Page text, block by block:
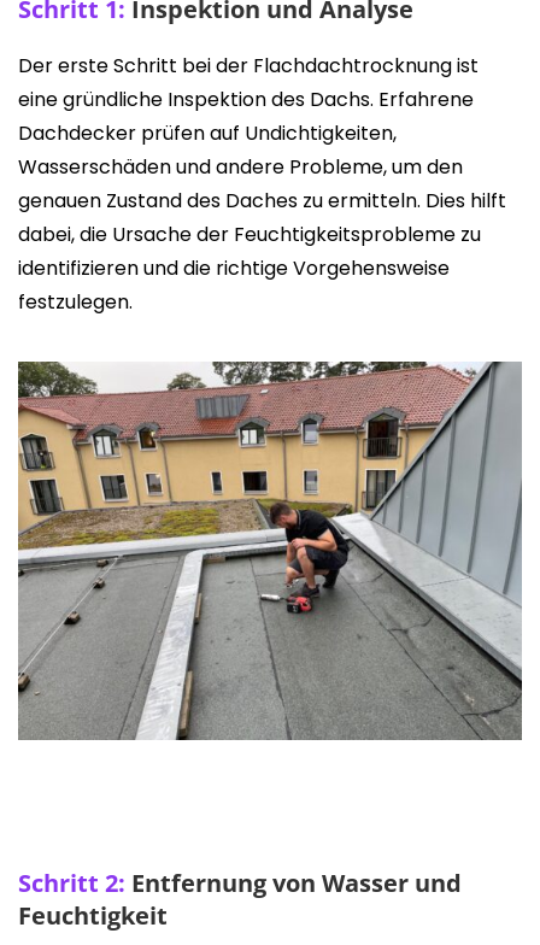
Schritt 1: Inspektion und Analyse
Der erste Schritt bei der Flachdachtrocknung ist
eine gründliche Inspektion des Dachs. Erfahrene
Dachdecker prüfen auf Undichtigkeiten,
Wasserschäden und andere Probleme, um den
genauen Zustand des Daches zu ermitteln. Dies hilft
dabei, die Ursache der Feuchtigkeitsprobleme zu
identifizieren und die richtige Vorgehensweise
festzulegen.
Schritt 2: Entfernung von Wasser und
Feuchtigkeit